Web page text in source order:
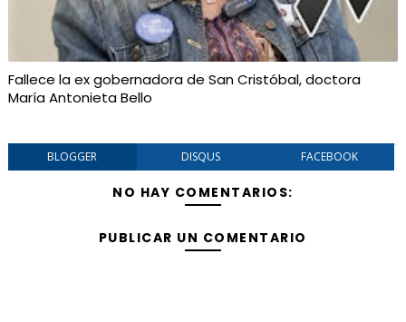
Fallece la ex gobernadora de San Cristóbal, doctora
María Antonieta Bello
BLOGGER DISQUS FACEBOOK
NO HAY COMENTARIOS:
PUBLICAR UN COMENTARIO